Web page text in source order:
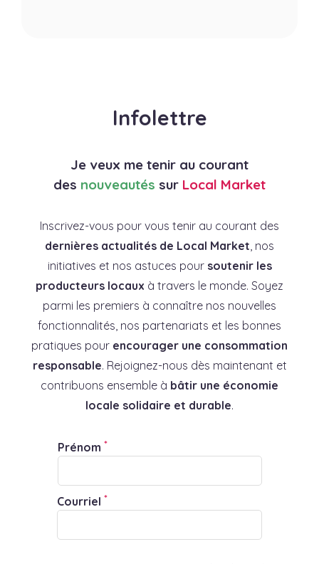
Infolettre
Je veux me tenir au courant
des nouveautés sur Local Market
Inscrivez-vous pour vous tenir au courant des
dernières actualités de Local Market, nos
initiatives et nos astuces pour soutenir les
producteurs locaux à travers le monde. Soyez
parmi les premiers à connaître nos nouvelles
fonctionnalités, nos partenariats et les bonnes
pratiques pour encourager une consommation
responsable. Rejoignez-nous dès maintenant et
contribuons ensemble à bâtir une économie
locale solidaire et durable.
Prénom *
Courriel *